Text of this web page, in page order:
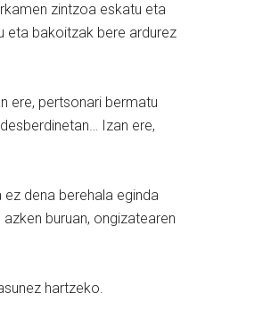
zintzoa eskatu eta
eta bakoitzak bere ardurez
ere, pertsonari bermatu
Izan ere,
dena berehala eginda
buruan, ongizatearen
hartzeko.